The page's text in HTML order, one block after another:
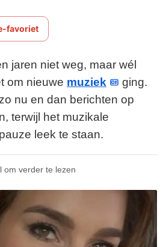
favoriet
jaren niet weg, maar wél
om nieuwe muziek
ging.
nu en dan berichten op
terwijl het muzikale
leek te staan.
om verder te lezen